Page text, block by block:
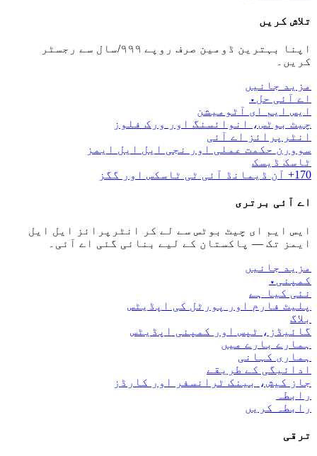
تلاش کریں
اپنا بہترین ڈومین صرف روپے ۹۹۹/سال سے رجسٹر
کریں۔
مزید جانیں
اے آئی حل ▾
ایس ایم ای آٹومیشن
چیٹ بوٹس، انوائسنگ اور ورک فلوز
انٹرپرائز اے آئی
سوورن حکمت عملی اور نجی ایل ایل ایمز
ٹاسک ڈیسک
170+ آن ڈیمانڈ آئی ٹی ٹاسکس اور گگز
اے آئی برتری
ایس ایم ای چیٹ بوٹس سے لے کر انٹرپرائز ایل ایل
ایمز تک — پاکستان کے لیے بنائی گئی اے آئی۔
مزید جانیں
کمپنی ▾
نئی کیا ہے
پلیٹ فارم اور پورٹل کی اپڈیٹس
بلاگ
گائیڈز، ٹپس اور کمپنی اپڈیٹس
ہمارے بارے میں
ہماری کہانی
ادائیگی کے طریقے
جاز کیش، بینک ٹرانسفر اور کارڈز
رابطہ
رابطہ کریں
ترقی